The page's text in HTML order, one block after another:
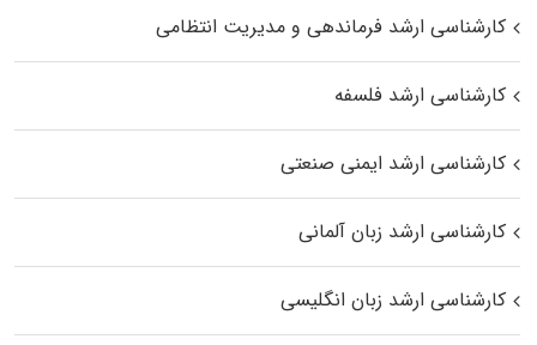
کارشناسی ارشد فرماندهی و مدیریت انتظامی
کارشناسی ارشد فلسفه
کارشناسی ارشد ایمنی صنعتی
کارشناسی ارشد زبان آلمانی
کارشناسی ارشد زبان انگلیسی